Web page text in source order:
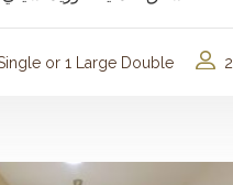
2
or 1 Large Double